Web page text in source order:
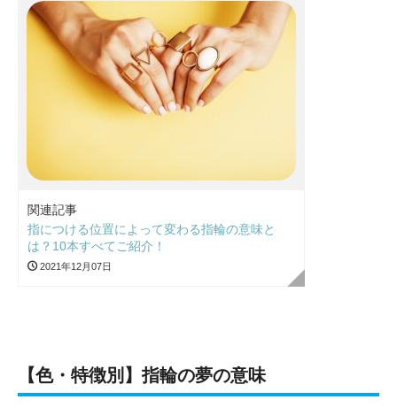
関連記事
指につける位置によって変わる指輪の意味と
は？10本すべてご紹介！
2021年12月07日
【色・特徴別】指輪の夢の意味